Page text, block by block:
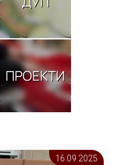
ПРОЕКТИ
16.09 2025